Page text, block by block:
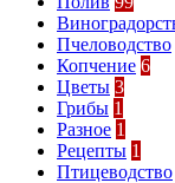
Пчеловодство
Копчение 6
Цветы 3
Грибы 1
Разное 1
Рецепты 1
Птицеводство